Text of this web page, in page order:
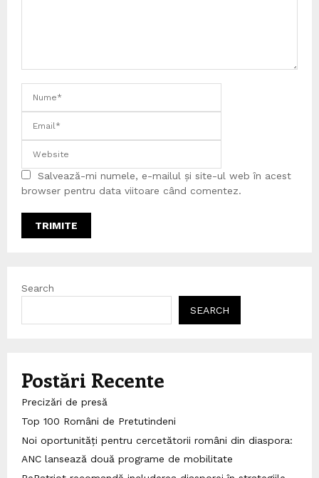
Salvează-mi numele, e-mailul și site-ul web în acest
browser pentru data viitoare când comentez.
Search
SEARCH
Postări Recente
Precizări de presă
Top 100 Români de Pretutindeni
Noi oportunități pentru cercetătorii români din diaspora:
ANC lansează două programe de mobilitate